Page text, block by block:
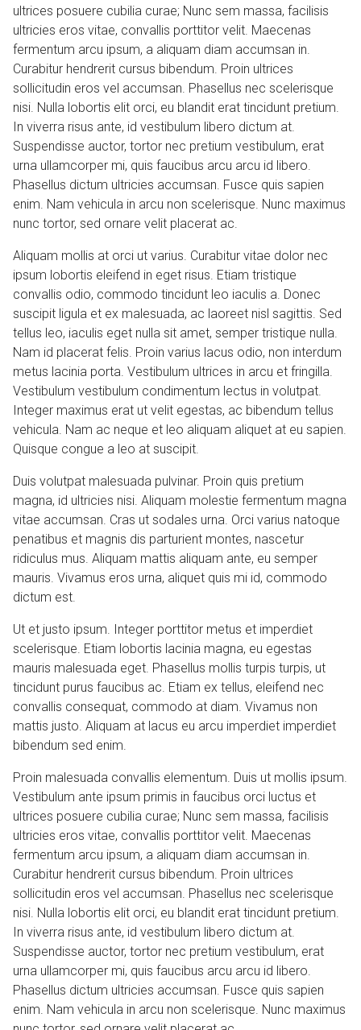
ultrices posuere cubilia curae; Nunc sem massa, facilisis
ultricies eros vitae, convallis porttitor velit. Maecenas
fermentum arcu ipsum, a aliquam diam accumsan in.
Curabitur hendrerit cursus bibendum. Proin ultrices
sollicitudin eros vel accumsan. Phasellus nec scelerisque
nisi. Nulla lobortis elit orci, eu blandit erat tincidunt pretium.
In viverra risus ante, id vestibulum libero dictum at.
Suspendisse auctor, tortor nec pretium vestibulum, erat
urna ullamcorper mi, quis faucibus arcu arcu id libero.
Phasellus dictum ultricies accumsan. Fusce quis sapien
enim. Nam vehicula in arcu non scelerisque. Nunc maximus
nunc tortor, sed ornare velit placerat ac.
Aliquam mollis at orci ut varius. Curabitur vitae dolor nec
ipsum lobortis eleifend in eget risus. Etiam tristique
convallis odio, commodo tincidunt leo iaculis a. Donec
suscipit ligula et ex malesuada, ac laoreet nisl sagittis. Sed
tellus leo, iaculis eget nulla sit amet, semper tristique nulla.
Nam id placerat felis. Proin varius lacus odio, non interdum
metus lacinia porta. Vestibulum ultrices in arcu et fringilla.
Vestibulum vestibulum condimentum lectus in volutpat.
Integer maximus erat ut velit egestas, ac bibendum tellus
vehicula. Nam ac neque et leo aliquam aliquet at eu sapien.
Quisque congue a leo at suscipit.
Duis volutpat malesuada pulvinar. Proin quis pretium
magna, id ultricies nisi. Aliquam molestie fermentum magna
vitae accumsan. Cras ut sodales urna. Orci varius natoque
penatibus et magnis dis parturient montes, nascetur
ridiculus mus. Aliquam mattis aliquam ante, eu semper
mauris. Vivamus eros urna, aliquet quis mi id, commodo
dictum est.
Ut et justo ipsum. Integer porttitor metus et imperdiet
scelerisque. Etiam lobortis lacinia magna, eu egestas
mauris malesuada eget. Phasellus mollis turpis turpis, ut
tincidunt purus faucibus ac. Etiam ex tellus, eleifend nec
convallis consequat, commodo at diam. Vivamus non
mattis justo. Aliquam at lacus eu arcu imperdiet imperdiet
bibendum sed enim.
Proin malesuada convallis elementum. Duis ut mollis ipsum.
Vestibulum ante ipsum primis in faucibus orci luctus et
ultrices posuere cubilia curae; Nunc sem massa, facilisis
ultricies eros vitae, convallis porttitor velit. Maecenas
fermentum arcu ipsum, a aliquam diam accumsan in.
Curabitur hendrerit cursus bibendum. Proin ultrices
sollicitudin eros vel accumsan. Phasellus nec scelerisque
nisi. Nulla lobortis elit orci, eu blandit erat tincidunt pretium.
In viverra risus ante, id vestibulum libero dictum at.
Suspendisse auctor, tortor nec pretium vestibulum, erat
urna ullamcorper mi, quis faucibus arcu arcu id libero.
Phasellus dictum ultricies accumsan. Fusce quis sapien
enim. Nam vehicula in arcu non scelerisque. Nunc maximus